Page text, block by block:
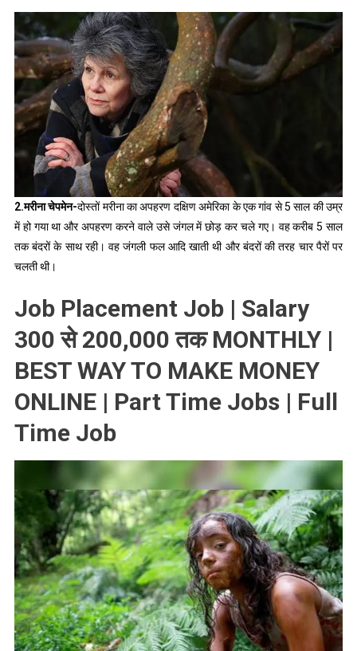
2.मरीना चेपमेन-दोस्तों मरीना का अपहरण दक्षिण अमेरिका के एक गांव से 5 साल की उम्र
में हो गया था और अपहरण करने वाले उसे जंगल में छोड़ कर चले गए। वह करीब 5 साल
तक बंदरों के साथ रही। वह जंगली फल आदि खाती थी और बंदरों की तरह चार पैरों पर
चलती थी।
Job Placement Job | Salary
300 से 200,000 तक MONTHLY |
BEST WAY TO MAKE MONEY
ONLINE | Part Time Jobs | Full
Time Job